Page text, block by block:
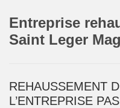
Entreprise
Saint Leger
REHAUSSEMENT
L’ENTREPRISE